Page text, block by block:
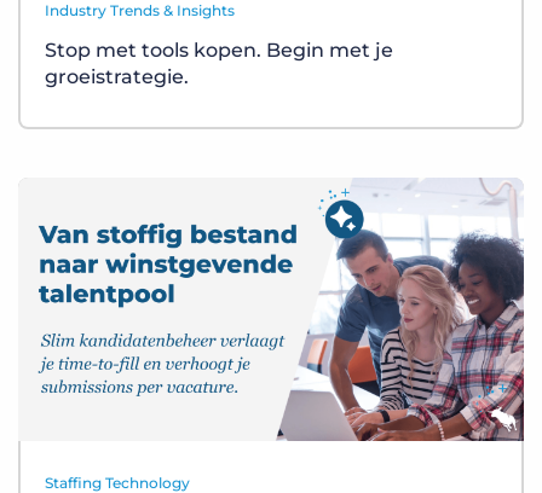
Industry Trends & Insights
Stop met tools kopen. Begin met je
groeistrategie.
Staffing Technology